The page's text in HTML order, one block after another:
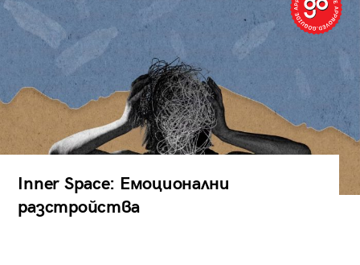
Inner Space: Емоционални
разстройства